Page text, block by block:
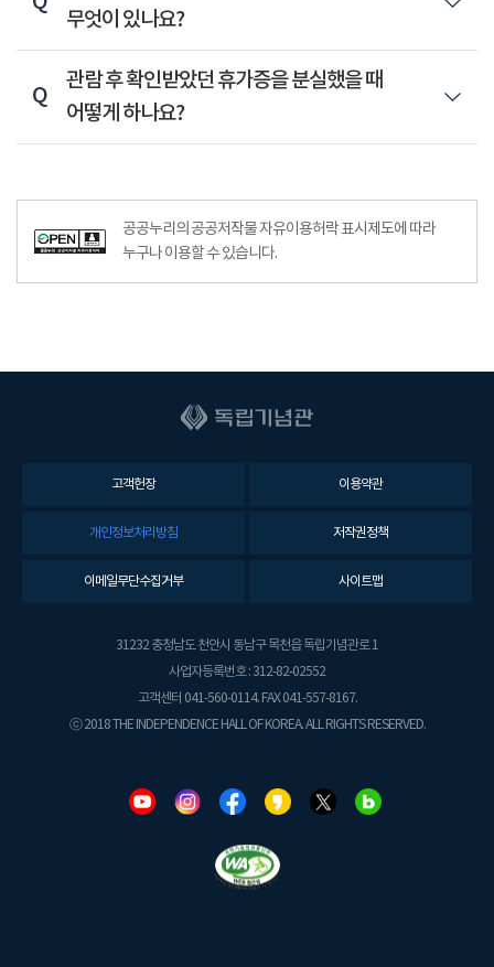
무엇이 있나요?
관람 후 확인받았던 휴가증을 분실했을 때
어떻게 하나요?
공공누리공공저작물자유이용허락–출처표시이미지
공공누리의 공공저작물 자유이용허락 표시제도에 따라
누구나 이용할 수 있습니다.
고객헌장 이용약관
개인정보처리방침 저작권정책
이메일무단수집거부 사이트맵
31232 충청남도 천안시 동남구 목천읍 독립기념관로 1
사업자등록번호 : 312-82-02552
고객센터 041-560-0114. FAX 041-557-8167.
ⓒ 2018 THE INDEPENDENCE HALL OF KOREA. ALL RIGHTS RESERVED.